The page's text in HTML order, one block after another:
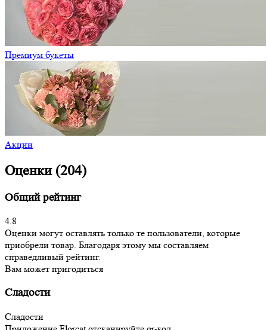
Премиум букеты
Акции
Оценки (204)
Общий рейтинг
4.8
Оценки могут оставлять только те пользователи, которые
приобрели товар. Благодаря этому мы составляем
справедливый рейтинг.
Вам может пригодиться
Сладости
Сладости